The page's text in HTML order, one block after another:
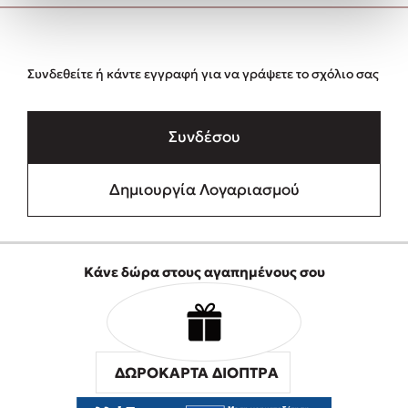
Συνδεθείτε ή κάντε εγγραφή για να γράψετε το σχόλιο σας
Συνδέσου
Δημιουργία Λογαριασμού
Κάνε δώρα στους αγαπημένους σου
ΔΩΡΟΚΑΡΤΑ ΔΙΟΠΤΡΑ